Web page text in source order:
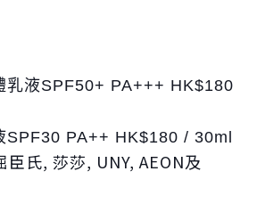
乳液SPF50+ PA+++ HK$180
SPF30 PA++ HK$180 / 30ml
氏, 莎莎, UNY, AEON及